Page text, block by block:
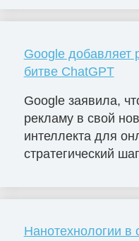
Google добавляет
битве ChatGPT
Google заявила,
рекламу в свой
интеллекта для
стратегический
Нанотехнологии в